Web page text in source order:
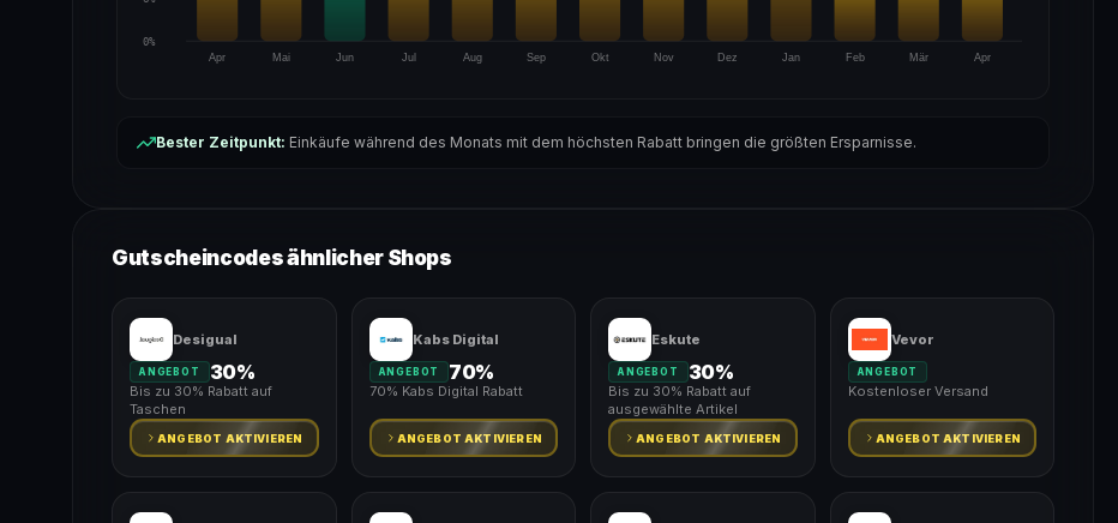
0%
Apr
Mai Jun Jul Aug Sep Okt Nov Dez Jan Feb Mär Apr
Bester Zeitpunkt: Einkäufe während des Monats mit dem höchsten Rabatt bringen die größten Ersparnisse.
Gutscheincodes ähnlicher Shops
Desigual
ANGEBOT 30%
Bis zu 30% Rabatt auf
Taschen
ANGEBOT AKTIVIEREN
Kabs Digital
ANGEBOT 70%
70% Kabs Digital Rabatt
ANGEBOT AKTIVIEREN
Eskute
ANGEBOT 30%
Bis zu 30% Rabatt auf
ausgewählte Artikel
ANGEBOT AKTIVIEREN
Vevor
ANGEBOT
Kostenloser Versand
ANGEBOT AKTIVIEREN